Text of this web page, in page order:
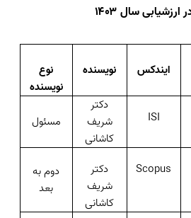
ایندکس نویسنده
نوع
نویسنده
ISI
دکتر
شریف
کاشانی
مسئول
Scopus
دکتر
شریف
کاشانی
دوم به
بعد